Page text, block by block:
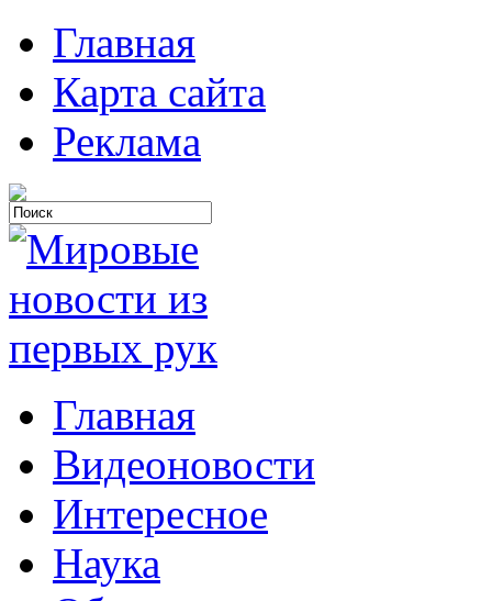
Главная
Карта сайта
Реклама
Главная
Видеоновости
Интересное
Наука